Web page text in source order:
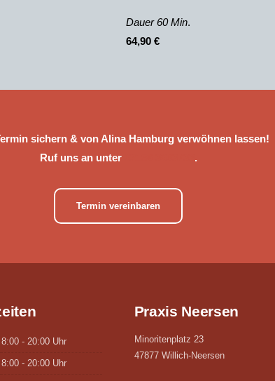
Dauer 60 Min.
64,90 €
sichern & von Alina Hamburg verwöhnen lassen!
Ruf uns an unter
.
Termin vereinbaren
8:00 - 20:00 Uhr
8:00 - 20:00 Uhr
Praxis Neersen
Minoritenplatz 23
47877 Willich-Neersen